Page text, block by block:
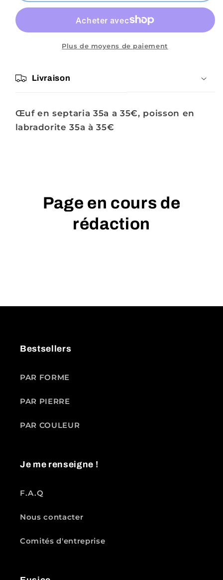
Valérie
Valérie
htn
Plus de moyens de paiement
Livraison
Œuf en septaria 35a a 35€, poisson en
labradorite 35a à 35€
Page en cours de
rédaction
Bestsellers
PAR FORME
PAR PIERRE
PAR COULEUR
Je me renseigne !
F.A.Q
Nous contacter
Comités d'entreprise